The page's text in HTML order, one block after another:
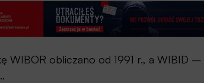
WIBOR obliczano od 1991 r., a WIBID –